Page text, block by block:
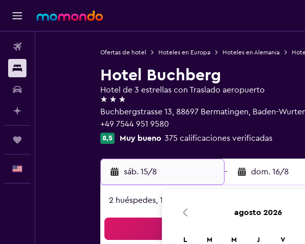
Ofertas de hotel Hoteles en Europa Hoteles en Alemania
Hotel Buchberg
Hotel de 3 estrellas con Traslado aeropuerto
3 estrellas
Buchbergstrasse 13, 88697 Bermatingen, Baden-
+49 7544 951 9580
8,5 Muy bueno 375 calificaciones verificadas
sáb. 15/8 - dom. 16/8
2 huéspedes, 1 habitación
agosto 2026
L M M J V